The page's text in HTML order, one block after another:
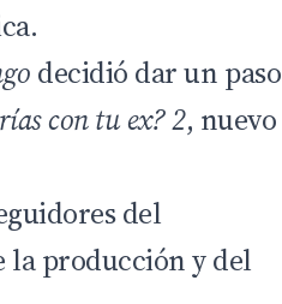
decidió dar un paso
con tu ex? 2, nuevo
del
la producción y del